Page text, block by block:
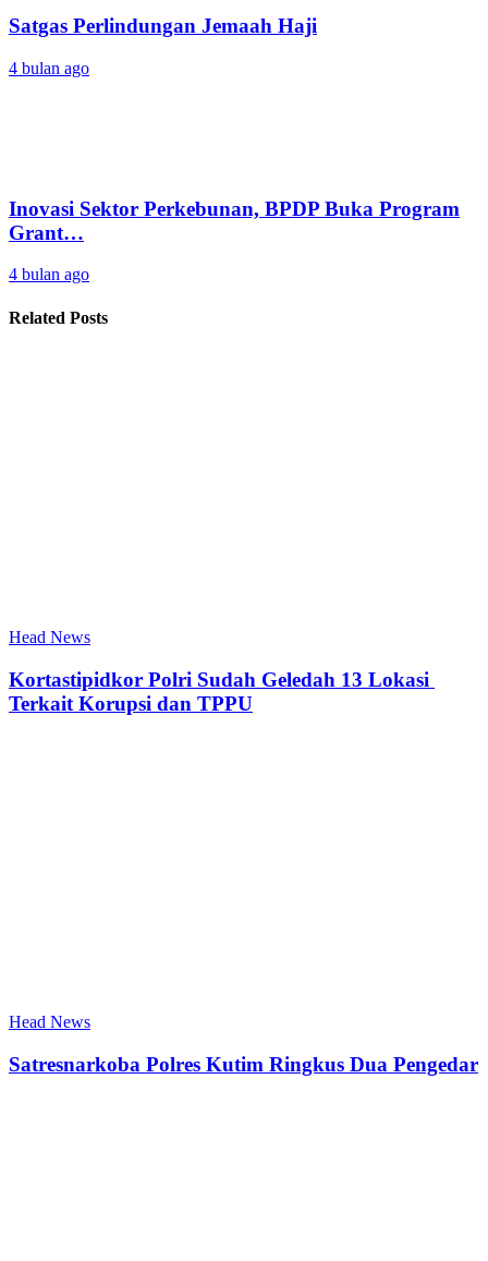
Satgas Perlindungan Jemaah Haji
4 bulan ago
Inovasi Sektor Perkebunan, BPDP Buka Program
Grant…
4 bulan ago
Related Posts
Head News
Kortastipidkor Polri Sudah Geledah 13 Lokasi
Terkait Korupsi dan TPPU
Head News
Satresnarkoba Polres Kutim Ringkus Dua Pengedar